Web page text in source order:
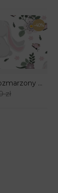
-40%
Fototapeta Rozmarzony Zajączek
zł